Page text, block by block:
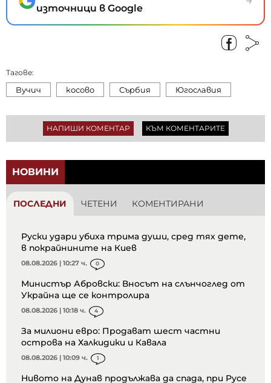
източници в Google
Тагове:
Вучич косово Сърбия Югославия
НАПИШИ КОМЕНТАР КЪМ КОМЕНТАРИТЕ
НОВИНИ
ПОСЛЕДНИ ЧЕТЕНИ КОМЕНТИРАНИ
Руски удари убиха трима души, сред тях дете,
в покрайнините на Киев
08.08.2026 | 10:27 ч. 0
Министър Абровски: Вносът на слънчоглед от
Украйна ще се контролира
08.08.2026 | 10:18 ч. 4
За милиони евро: Продават шест частни
острова на Халкидики и Кавала
08.08.2026 | 10:09 ч. 1
Нивото на Дунав продължава да спада, при Русе